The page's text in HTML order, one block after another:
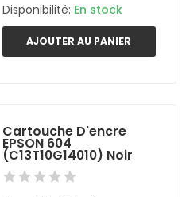
Disponibilité: En stock
AJOUTER AU PANIER
Cartouche D'encre
EPSON 604
(C13T10G14010) Noir